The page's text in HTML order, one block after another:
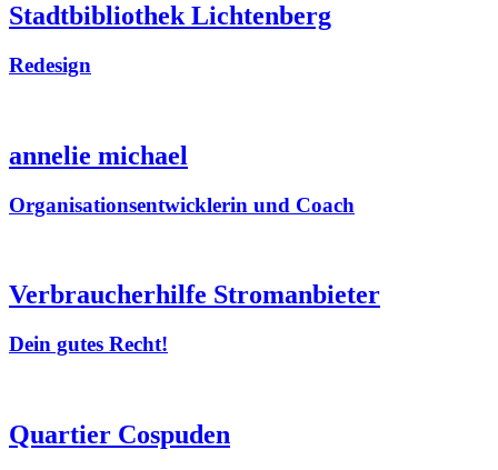
Stadtbibliothek Lichtenberg
Redesign
annelie michael
Organisationsentwicklerin und Coach
Verbraucherhilfe Stromanbieter
Dein gutes Recht!
Quartier Cospuden